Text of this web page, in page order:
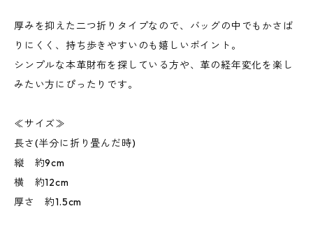
厚みを抑えた二つ折りタイプなので、バッグの中でもかさば
りにくく、持ち歩きやすいのも嬉しいポイント。
シンプルな本革財布を探している方や、革の経年変化を楽し
みたい方にぴったりです。
≪サイズ≫
長さ(半分に折り畳んだ時)
縦 約9cm
横 約12cm
厚さ 約1.5cm